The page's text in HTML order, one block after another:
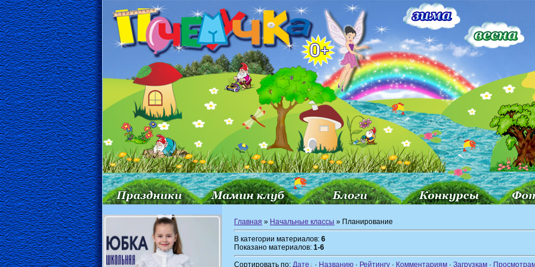
Главная » Начальные классы » Планирование
В категории материалов: 6
Показано материалов: 1-6
Сортировать по: Дате · Названию · Рейтингу · Комментариям · Загрузкам ·